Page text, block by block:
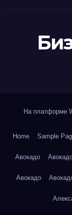
На платформе
Home Sample
Авокадо
Авокадо